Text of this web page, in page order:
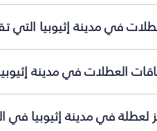
في مدينة إثيوبيا التي
العطلات في مدينة
في مدينة إثيوبيا في